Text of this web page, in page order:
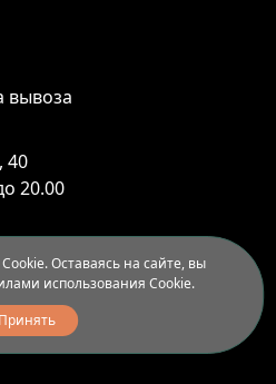
вывоза
40
20.00
Оставаясь на сайте, вы
использования Cookie.
Принять